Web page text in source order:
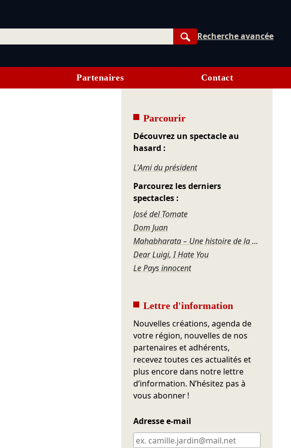
Rechercher
Recherche avancée
Partenaires Contact
Parcourir
Découvrez un spectacle au
hasard :
L'Ami du président
Parcourez les derniers
spectacles :
José del Tomate
Dom Juan
Mahabharata – Une histoire de la violence
Dear Luigi, I Hate You
Le Pays innocent
Lettre d'information
Nouvelles créations, agenda de
votre région, nouvelles de nos
partenaires et adhérents,
recevez toutes ces actualités et
plus encore dans notre lettre
d’information. N’hésitez pas à
vous abonner !
Adresse e-mail